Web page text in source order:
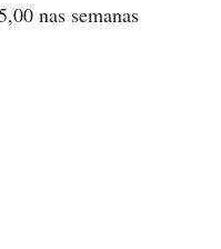
nas semanas